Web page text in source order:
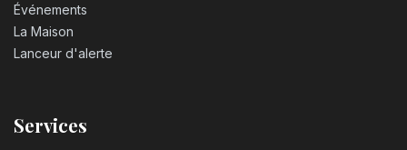
Événements
La Maison
Lanceur d'alerte
Services